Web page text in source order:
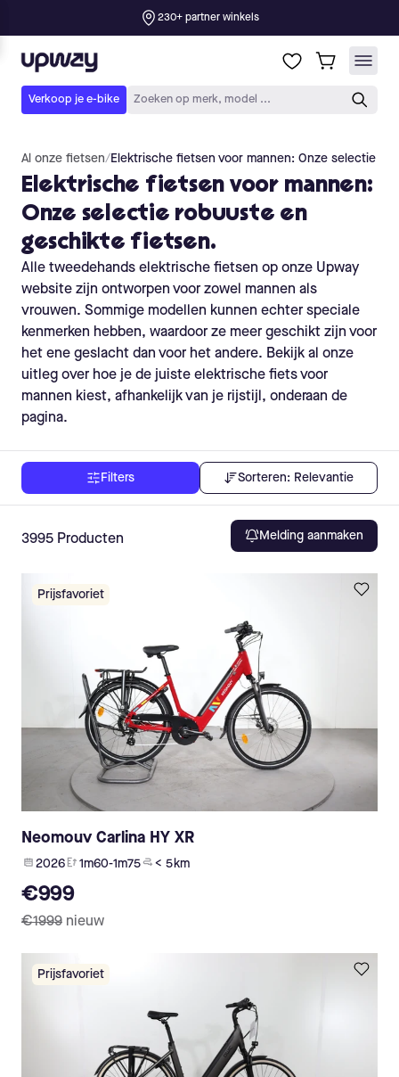
Al onze fietsen/Elektrische fietsen voor mannen: Onze selectie
Elektrische fietsen voor mannen:
Onze selectie robuuste en
geschikte fietsen.
Alle tweedehands elektrische fietsen op onze Upway
website zijn ontworpen voor zowel mannen als
vrouwen. Sommige modellen kunnen echter speciale
kenmerken hebben, waardoor ze meer geschikt zijn voor
het ene geslacht dan voor het andere. Bekijk al onze
uitleg over hoe je de juiste elektrische fiets voor
mannen kiest, afhankelijk van je rijstijl, onderaan de
pagina.
Filters Sorteren: Relevantie
3995 Producten Melding aanmaken
Prijsfavoriet
Neomouv Carlina HY XR
2026 1m60-1m75 < 5 km
€999
€1999 nieuw
Prijsfavoriet